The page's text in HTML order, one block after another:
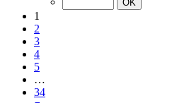
1
2
3
4
5
…
34